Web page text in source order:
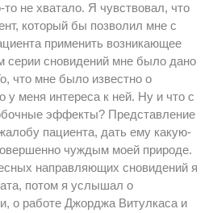
то не хватало. Я чувствовал, что
который бы позволил мне с
применить возникающее
серии сновидений мне было дано
что мне было известно о
у меня интереса к ней. Ну и что с
эффекты? Представление
пациента, дать ему какую-
чуждым моей природе.
направляющих сновидений я
потом я услышал о
о работе Джорджа Витулкаса и